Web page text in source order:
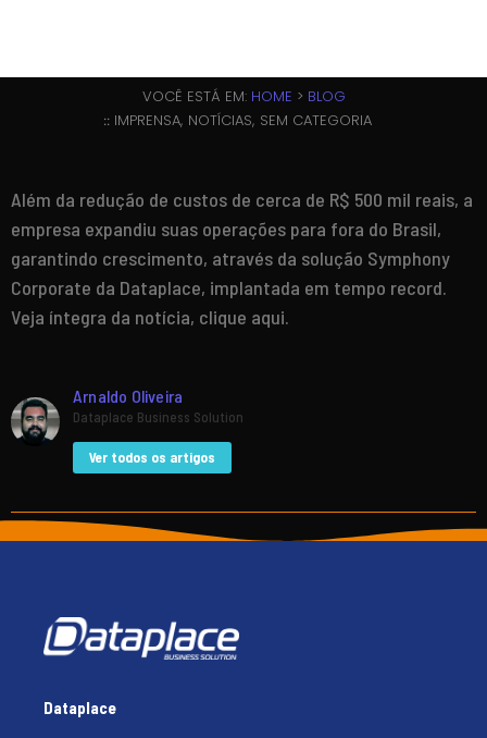
VOCÊ ESTÁ EM: HOME > BLOG
:: IMPRENSA, NOTÍCIAS, SEM CATEGORIA
Além da redução de custos de cerca de R$ 500 mil reais, a
empresa expandiu suas operações para fora do Brasil,
garantindo crescimento, através da solução Symphony
Corporate da Dataplace, implantada em tempo record.
Veja íntegra da notícia, clique aqui.
Arnaldo Oliveira
Dataplace Business Solution
Ver todos os artigos
Dataplace